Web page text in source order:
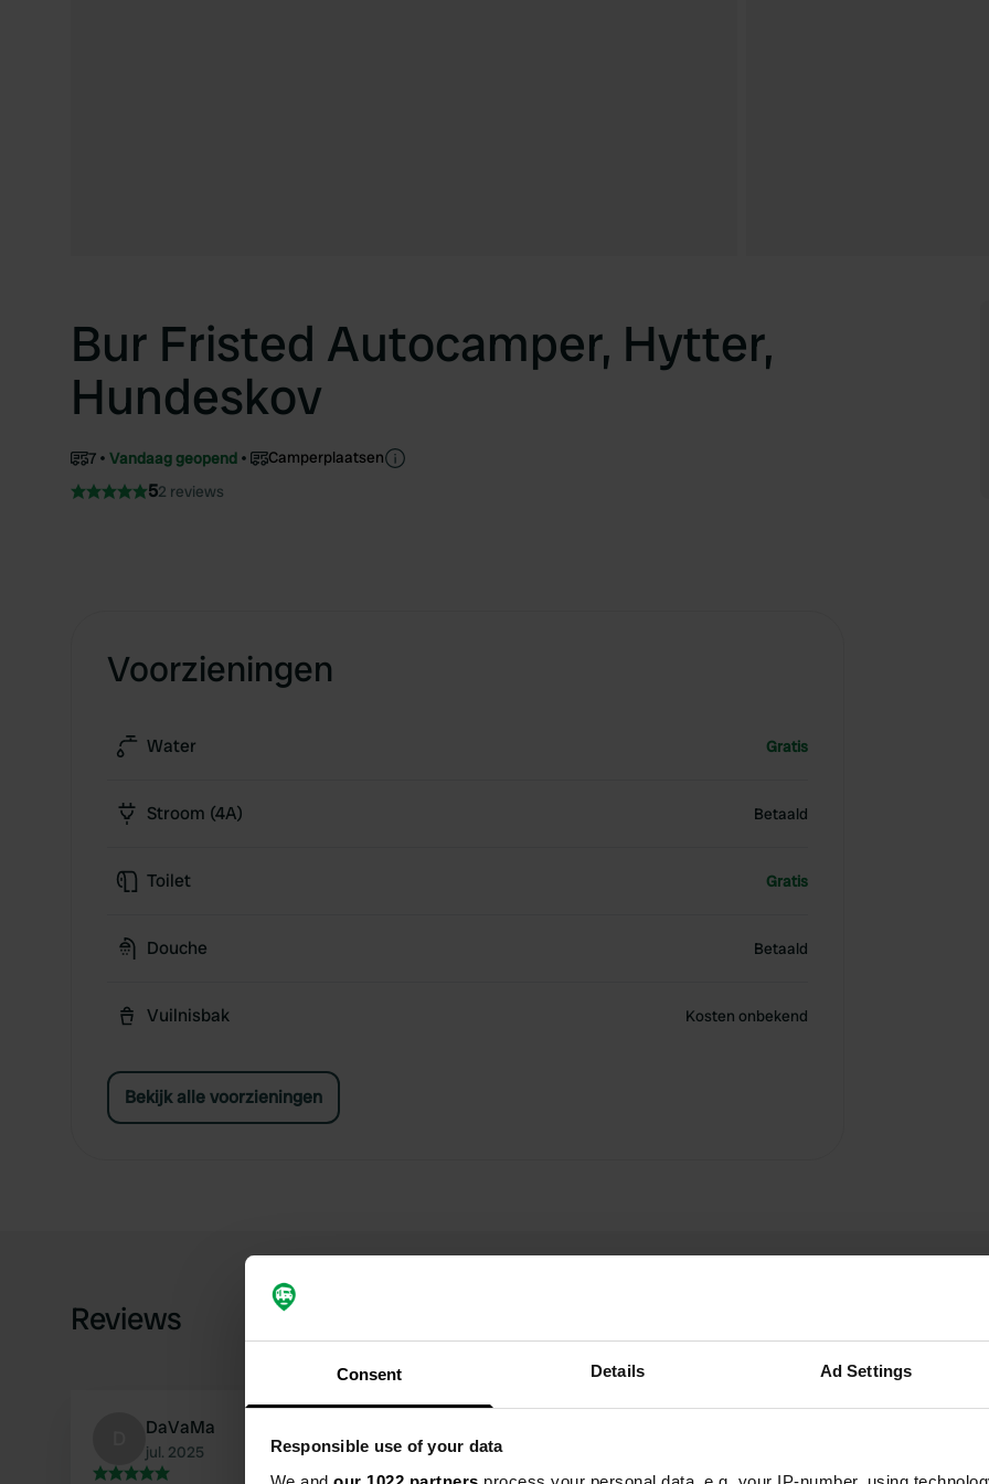
Consent Details Ad Settings
Responsible use of your data
Bur Fristed Autocamper, Hytter,
Hundeskov
7 Vandaag geopend Camperplaatsen
52 reviews
Voorzieningen
Water Gratis
Stroom (4A) Betaald
Toilet Gratis
Douche Betaald
Vuilnisbak Kosten onbekend
Bekijk alle voorzieningen
Reviews
DaVaMa
jul. 2025